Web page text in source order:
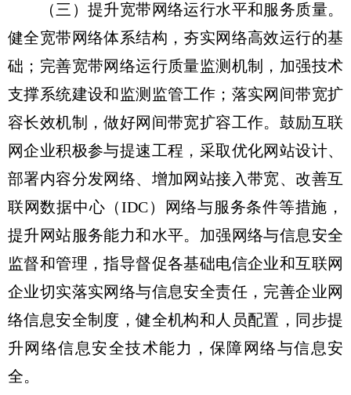
（三）提升宽带网络运行水平和服务质量。
健全宽带网络体系结构，夯实网络高效运行的基
础；完善宽带网络运行质量监测机制，加强技术
支撑系统建设和监测监管工作；落实网间带宽扩
容长效机制，做好网间带宽扩容工作。鼓励互联
网企业积极参与提速工程，采取优化网站设计、
部署内容分发网络、增加网站接入带宽、改善互
联网数据中心（IDC）网络与服务条件等措施，
提升网站服务能力和水平。加强网络与信息安全
监督和管理，指导督促各基础电信企业和互联网
企业切实落实网络与信息安全责任，完善企业网
络信息安全制度，健全机构和人员配置，同步提
升网络信息安全技术能力，保障网络与信息安
全。